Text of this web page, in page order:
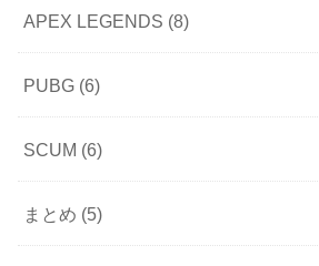
APEX LEGENDS (8)
PUBG (6)
SCUM (6)
まとめ (5)